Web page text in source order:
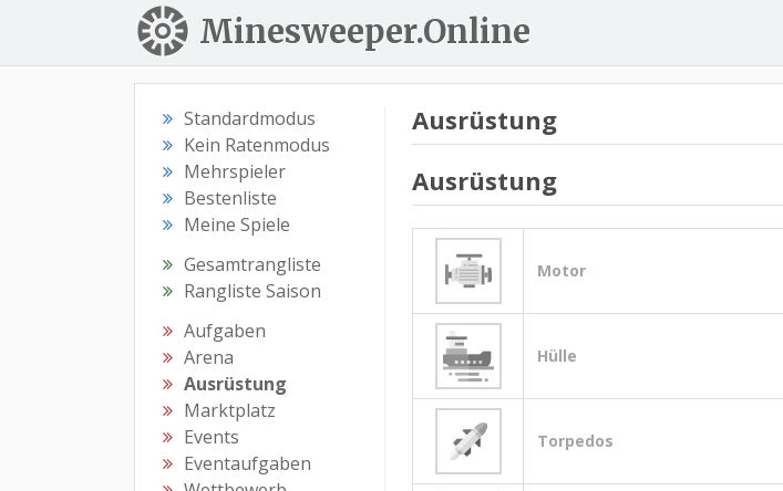
Minesweeper.Online
Standardmodus
Kein Ratenmodus
Mehrspieler
Bestenliste
Meine Spiele
Gesamtrangliste
Rangliste Saison
Aufgaben
Arena
Ausrüstung
Marktplatz
Events
Eventaufgaben
Ausrüstung
Ausrüstung
Motor
Hülle
Torpedos